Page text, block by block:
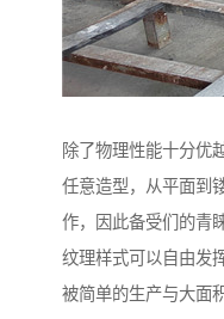
除了物理性能十分优
任意造型，从平面到
作，因此备受们的青
纹理样式可以自由发
被简单的生产与大面